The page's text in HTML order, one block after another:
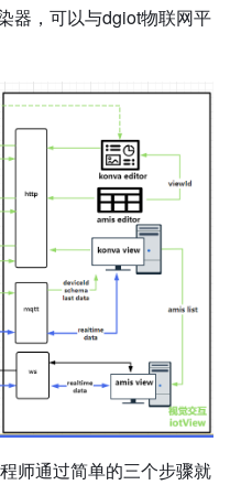
器，可以与dgiot物联网平
师通过简单的三个步骤就